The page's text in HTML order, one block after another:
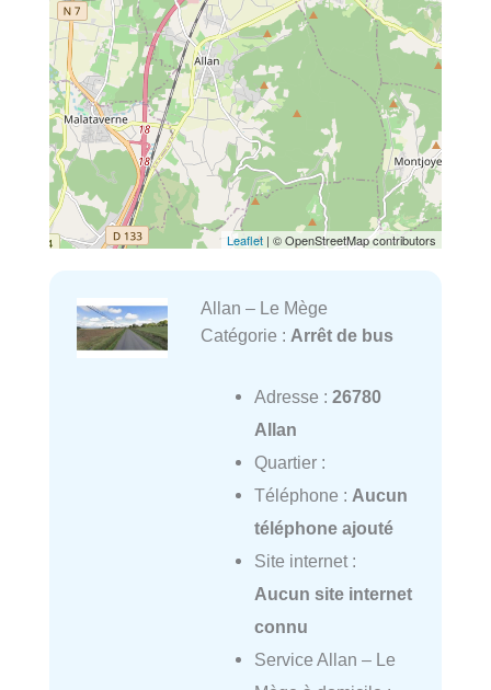
Leaflet | © OpenStreetMap contributors
Allan – Le Mège
Catégorie : Arrêt de bus
Adresse : 26780
Allan
Quartier :
Téléphone : Aucun
téléphone ajouté
Site internet :
Aucun site internet
connu
Service Allan – Le